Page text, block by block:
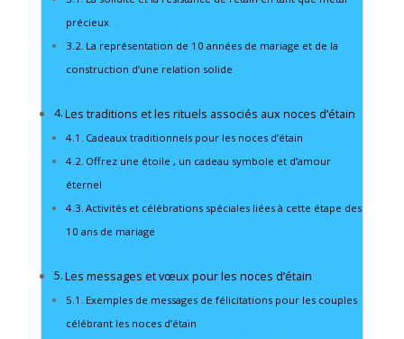
précieux
La représentation de 10 années de mariage et de la
construction d’une relation solide
Les traditions et les rituels associés aux noces d’étain
Cadeaux traditionnels pour les noces d’étain
Offrez une étoile , un cadeau symbole et d’amour
éternel
Activités et célébrations spéciales liées à cette étape des
10 ans de mariage
Les messages et vœux pour les noces d’étain
Exemples de messages de félicitations pour les couples
célébrant les noces d’étain